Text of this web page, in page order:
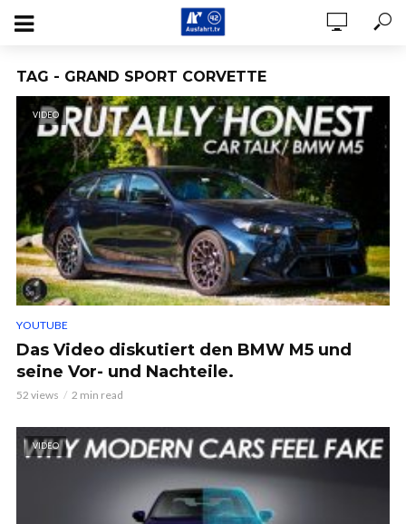
TAG - GRAND SPORT CORVETTE
VIDEO
YOUTUBE
Das Video diskutiert den BMW M5 und
seine Vor- und Nachteile.
52 views 2 min read
VIDEO